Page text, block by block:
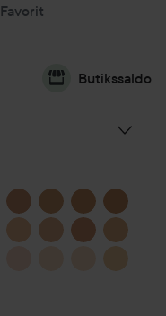
Favorit
Butikssaldo